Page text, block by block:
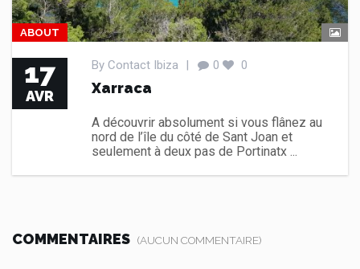
ABOUT
17
AVR
By Contact Ibiza | 0 0
Xarraca
A découvrir absolument si vous flânez au
nord de l’île du côté de Sant Joan et
seulement à deux pas de Portinatx ...
COMMENTAIRES (AUCUN COMMENTAIRE)